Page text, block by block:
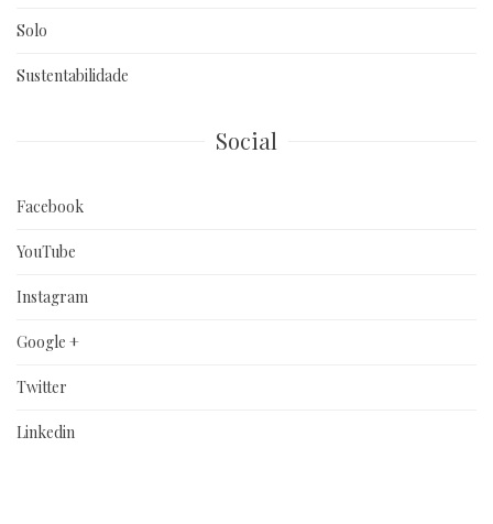
Solo
Sustentabilidade
Social
Facebook
YouTube
Instagram
Google +
Twitter
Linkedin